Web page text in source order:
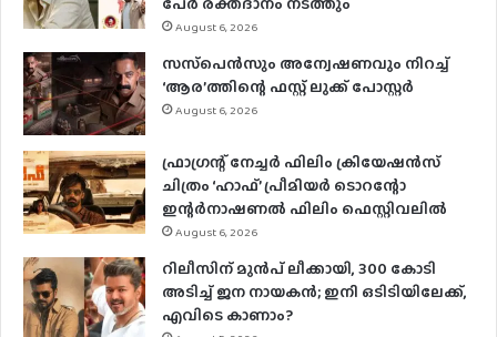
August 6, 2026
സസ്‌പെന്‍സും അന്വേഷണവും നിറച്ച്
‘ആര’ത്തിന്റെ ഫസ്റ്റ് ലുക്ക് പോസ്റ്റര്‍
August 6, 2026
ഫ്രാഗ്രന്റ് നേച്ചര്‍ ഫിലിം ക്രിയേഷന്‍സ്
ചിത്രം ‘ഹാഫ്’ പ്രീമിയര്‍ ടൊറന്റോ
ഇന്റര്‍നാഷണല്‍ ഫിലിം ഫെസ്റ്റിവലില്‍
August 6, 2026
റിലീസിന് മുൻപ് ലീക്കായി, 300 കോടി
അടിച്ച് ജന നായകൻ; ഇനി ഒടിടിയിലേക്ക്,
എവിടെ കാണാം?